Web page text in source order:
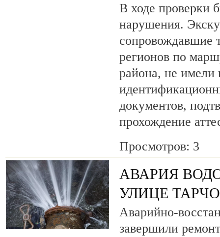
В ходе проверки
нарушения.
сопровождавшие
регионов по
района, не имели
документов,
прохождение
Просмотров: 3
АВАРИЯ
УЛИЦЕ
Аварийно-
завершили